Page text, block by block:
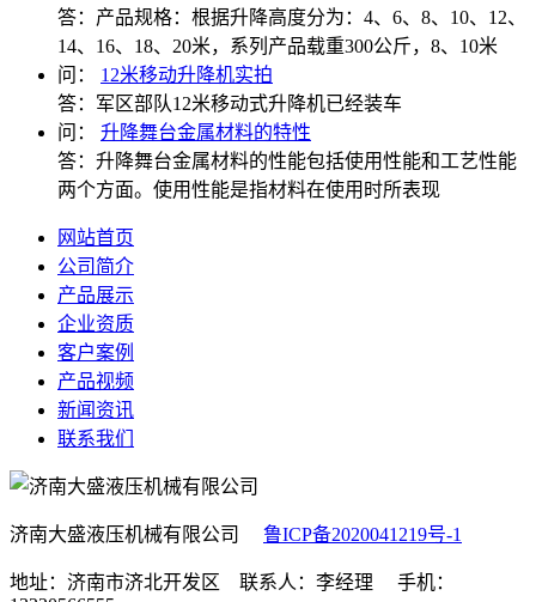
答： 产品规格：根据升降高度分为：4、6、8、10、12、
14、16、18、20米，系列产品载重300公斤，8、10米
问： 12米移动升降机实拍
答： 军区部队12米移动式升降机已经装车
问： 升降舞台金属材料的特性
答： 升降舞台金属材料的性能包括使用性能和工艺性能
两个方面。使用性能是指材料在使用时所表现
网站首页
公司简介
产品展示
企业资质
客户案例
产品视频
新闻资讯
联系我们
济南大盛液压机械有限公司 鲁ICP备2020041219号-1
地址：济南市济北开发区 联系人：李经理 手机：